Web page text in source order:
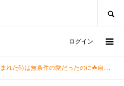
ログイン
れた時は無条件の愛だったのに☘自分と向き合い方☘